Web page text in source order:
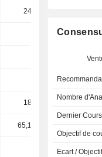
246 M
-
-
-
181 M
65,16 M
-
Nombre
Dernier
Objectif de
Ecart /